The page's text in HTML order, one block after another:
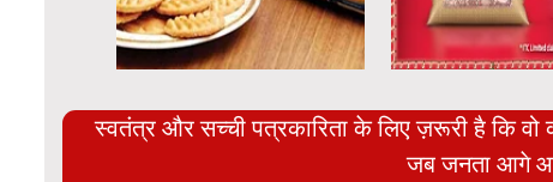
स्वतंत्र और सच्ची पत्रकारिता के लिए ज़रूरी है कि
जब जनता आगे